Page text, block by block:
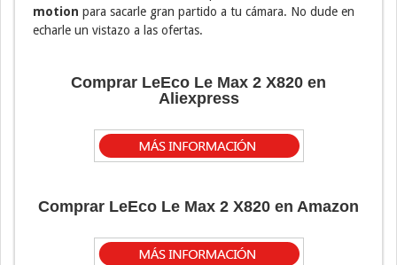
motion para sacarle gran partido a tu cámara. No dude en
echarle un vistazo a las ofertas.
Comprar LeEco Le Max 2 X820 en
Aliexpress
Comprar LeEco Le Max 2 X820 en Amazon